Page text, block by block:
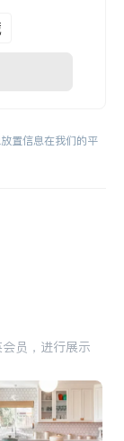
置信息在我们的平
员，进行展示